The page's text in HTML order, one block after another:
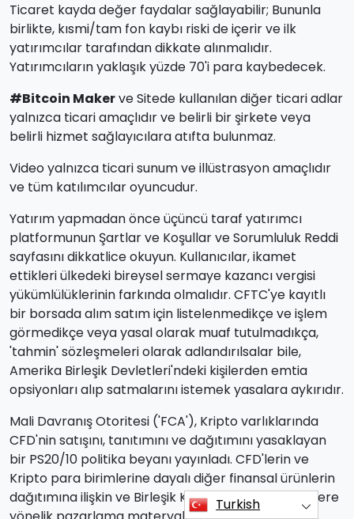
Ticaret kayda değer faydalar sağlayabilir; Bununla
birlikte, kısmi/tam fon kaybı riski de içerir ve ilk
yatırımcılar tarafından dikkate alınmalıdır.
Yatırımcıların yaklaşık yüzde 70'i para kaybedecek.
#Bitcoin Makerve Sitede kullanılan diğer ticari adlar
yalnızca ticari amaçlıdır ve belirli bir şirkete veya
belirli hizmet sağlayıcılara atıfta bulunmaz.
Video yalnızca ticari sunum ve illüstrasyon amaçlıdır
ve tüm katılımcılar oyuncudur.
Yatırım yapmadan önce üçüncü taraf yatırımcı
platformunun Şartlar ve Koşullar ve Sorumluluk Reddi
sayfasını dikkatlice okuyun. Kullanıcılar, ikamet
ettikleri ülkedeki bireysel sermaye kazancı vergisi
yükümlülüklerinin farkında olmalıdır. CFTC'ye kayıtlı
bir borsada alım satım için listelenmedikçe ve işlem
görmedikçe veya yasal olarak muaf tutulmadıkça,
'tahmin' sözleşmeleri olarak adlandırılsalar bile,
Amerika Birleşik Devletleri'ndeki kişilerden emtia
opsiyonları alıp satmalarını istemek yasalara aykırıdır.
Mali Davranış Otoritesi ('FCA'), Kripto varlıklarında
CFD'nin satışını, tanıtımını ve dağıtımını yasaklayan
bir PS20/10 politika beyanı yayınladı. CFD'lerin ve
Kripto para birimlerine dayalı diğer finansal ürünlerin
dağıtımına ilişkin ve Birleşik Krallık'ta ikamet edenlere
Turkish